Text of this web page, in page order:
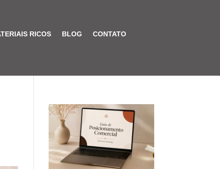
RICOS BLOG CONTATO